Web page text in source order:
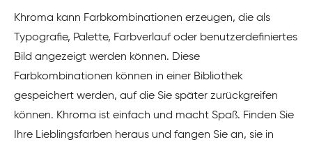
Khroma kann Farbkombinationen erzeugen, die als
Typografie, Palette, Farbverlauf oder benutzerdefiniertes
Bild angezeigt werden können. Diese
Farbkombinationen können in einer Bibliothek
gespeichert werden, auf die Sie später zurückgreifen
können. Khroma ist einfach und macht Spaß. Finden Sie
Ihre Lieblingsfarben heraus und fangen Sie an, sie in